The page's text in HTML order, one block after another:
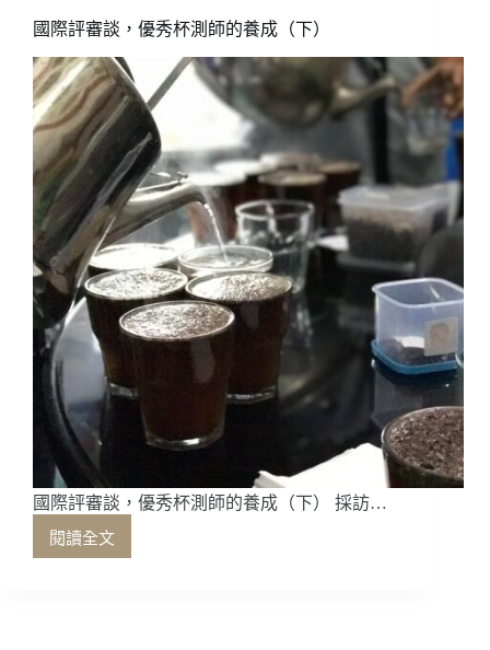
2025
年
10
月
1
日
起，
Q-
Grader
認
證
將
全
面
由
精
咖
啡
協
會
(SCA)
接
手
主
國際評審談，優秀杯測師的養成（下）
國際評審談，優秀杯測師的養成（下） 採訪…
閱讀全文
國